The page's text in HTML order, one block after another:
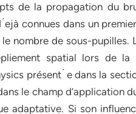
de la propagation du
́ejà connues dans un
nombre de sous-
spatial lors de
présent ́ e dans la
le champ d’application
adaptative. Si son